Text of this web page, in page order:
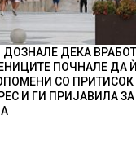
ДЕКА
ПОЧНАЛЕ ДА
СО ПРИТИСОК
И ГИ ПРИЈАВИЛА ЗА